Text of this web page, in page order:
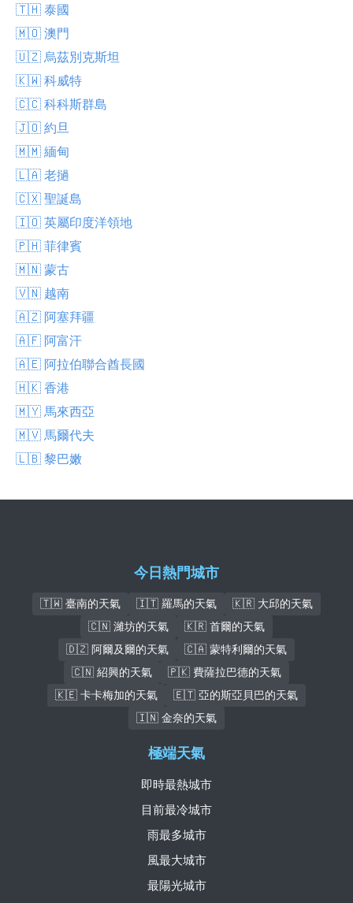
🇹🇭 泰國
🇲🇴 澳門
🇺🇿 烏茲別克斯坦
🇰🇼 科威特
🇨🇨 科科斯群島
🇯🇴 約旦
🇲🇲 緬甸
🇱🇦 老撾
🇨🇽 聖誕島
🇮🇴 英屬印度洋領地
🇵🇭 菲律賓
🇲🇳 蒙古
🇻🇳 越南
🇦🇿 阿塞拜疆
🇦🇫 阿富汗
🇦🇪 阿拉伯聯合酋長國
🇭🇰 香港
🇲🇾 馬來西亞
🇲🇻 馬爾代夫
🇱🇧 黎巴嫩
今日熱門城市
🇹🇼 臺南的天氣 🇮🇹 羅馬的天氣
🇰🇷 大邱的天氣
🇨🇳 濰坊的天氣
🇰🇷 首爾的天氣
🇩🇿 阿爾及爾的天氣
🇨🇦 蒙特利爾的天氣
🇨🇳 紹興的天氣
🇵🇰 費薩拉巴德的天氣
🇰🇪 卡卡梅加的天氣
🇪🇹 亞的斯亞貝巴的天氣
🇮🇳 金奈的天氣
極端天氣
即時最熱城市
目前最冷城市
雨最多城市
風最大城市
最陽光城市